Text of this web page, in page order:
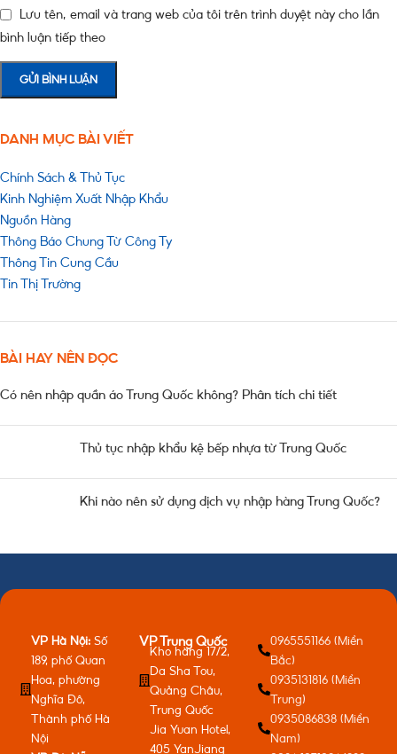
Lưu tên, email và trang web của tôi trên trình duyệt này cho lần
bình luận tiếp theo
DANH MỤC BÀI VIẾT
Chính Sách & Thủ Tục
Kinh Nghiệm Xuất Nhập Khẩu
Nguồn Hàng
Thông Báo Chung Từ Công Ty
Thông Tin Cung Cầu
Tin Thị Trường
BÀI HAY NÊN ĐỌC
Có nên nhập quần áo Trung Quốc không? Phân tích chi tiết
Thủ tục nhập khẩu kệ bếp nhựa từ Trung Quốc
Khi nào nên sử dụng dịch vụ nhập hàng Trung Quốc?
VP Hà Nội: Số
189, phố Quan
Hoa, phường
Nghĩa Đô,
Thành phố Hà
Nội
VP Trung Quốc
Kho hàng 17/2,
Da Sha Tou,
Quảng Châu,
Trung Quốc
Jia Yuan Hotel,
405 YanJiang
0965551166 (Miền
Bắc)
0935131816 (Miền
Trung)
0935086838 (Miền
Nam)